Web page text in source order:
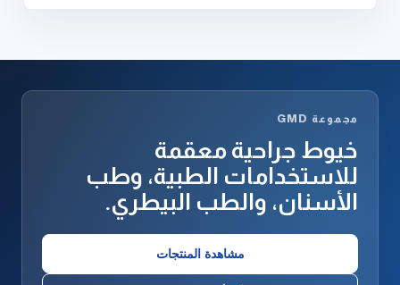
مجموعة GMD
خيوط جراحية معقمة
للاستخدامات الطبية، وطب
الأسنان، والطب البيطري.
مشاهدة المنتجات